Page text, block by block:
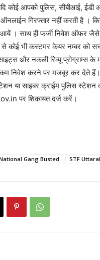
कोई आपको पुलिस, सीबीआई, ईडी
गिरफ्तार नहीं करती है ।
आयें । साथ ही फर्जी निवेश ऑफर
भी कस्टमर केयर नम्बर को
और नकली रिव्यू प्रोग्राम्स
रकम निवेश करने पर मजबूर कर
या साइबर क्राईम पुलिस स्टेशन
पर शिकायत दर्ज करें।
Gang Busted STF